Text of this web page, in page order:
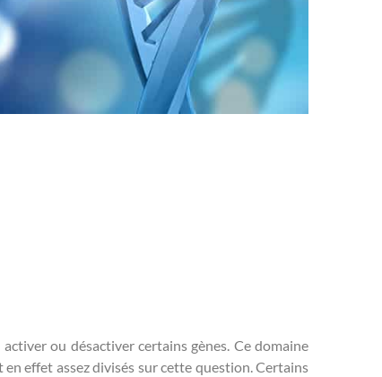
ou désactiver certains gènes. Ce domaine
en effet assez divisés sur cette question. Certains